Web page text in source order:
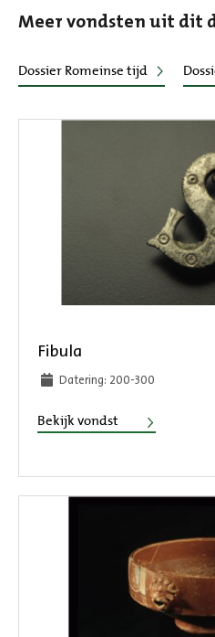
Meer vondsten uit dit
Dossier Romeinse tijd
Fibula
Datering: 200-300
Bekijk vondst Fibula